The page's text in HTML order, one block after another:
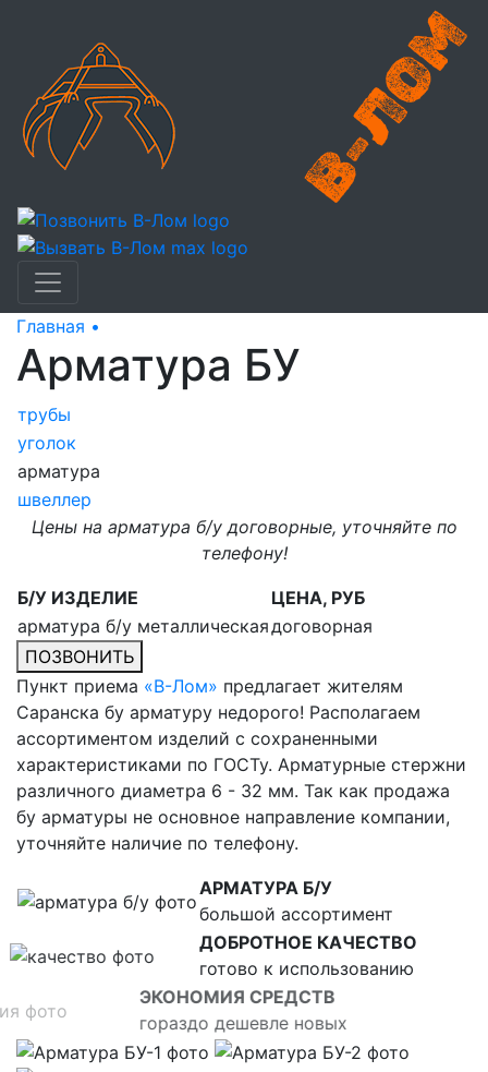
Главная •
Арматура БУ
трубы
уголок
арматура
швеллер
Цены на арматура б/у договорные, уточняйте по
телефону!
Б/У ИЗДЕЛИЕ
ЦЕНА, РУБ
арматура б/у металлическаядоговорная
ПОЗВОНИТЬ
Пункт приема «В-Лом» предлагает жителям
Саранска бу арматуру недорого! Располагаем
ассортиментом изделий с сохраненными
характеристиками по ГОСТу. Арматурные стержни
различного диаметра 6 - 32 мм. Так как продажа
бу арматуры не основное направление компании,
уточняйте наличие по телефону.
АРМАТУРА Б/У
большой ассортимент
ДОБРОТНОЕ КАЧЕСТВО
готово к использованию
ЭКОНОМИЯ СРЕДСТВ
гораздо дешевле новых